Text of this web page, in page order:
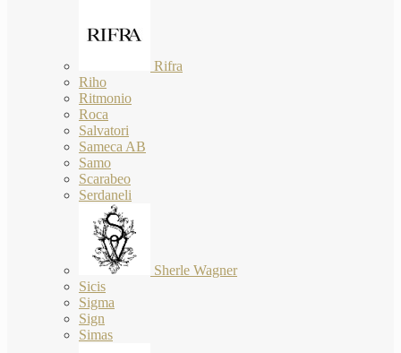
Rifra
Riho
Ritmonio
Roca
Salvatori
Sameca AB
Samo
Scarabeo
Serdaneli
Sherle Wagner
Sicis
Sigma
Sign
Simas